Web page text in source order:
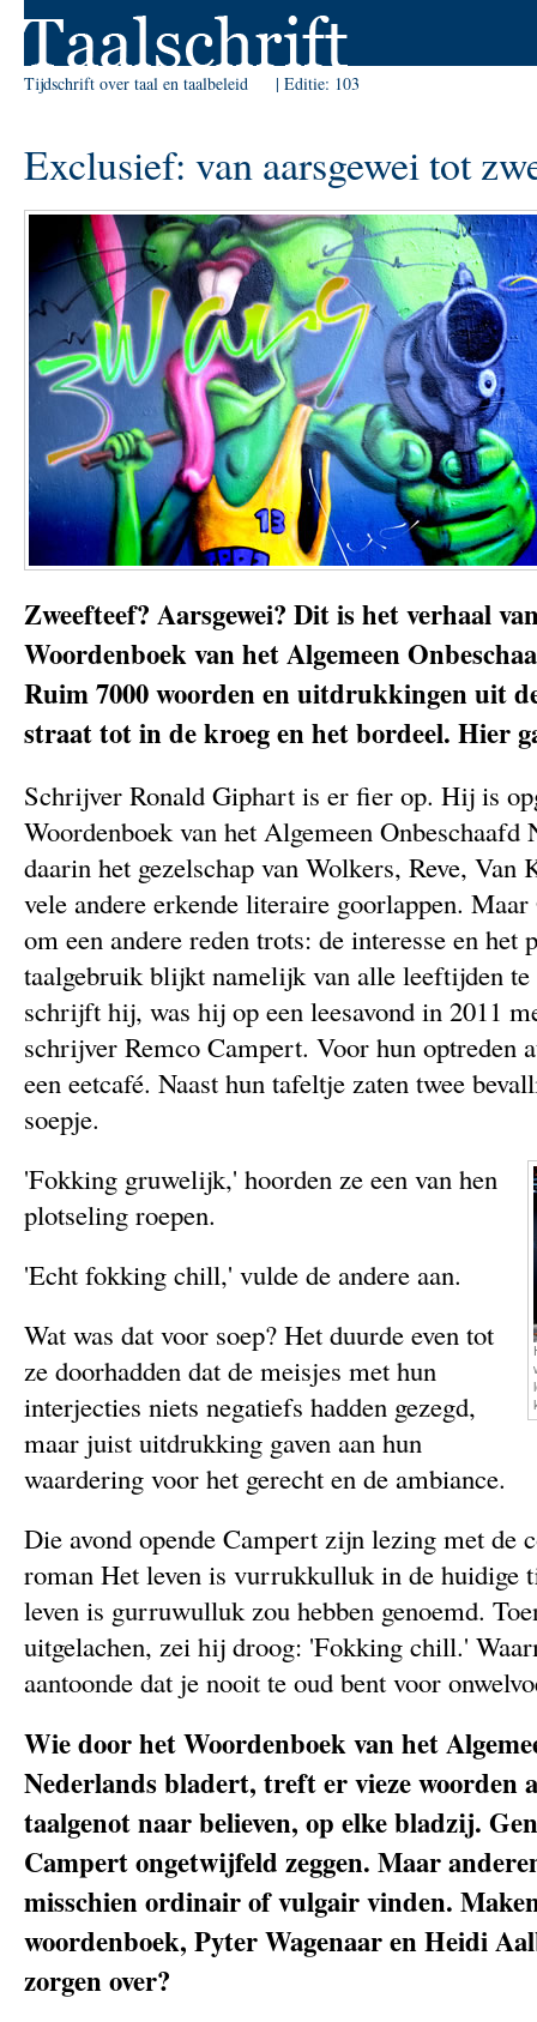
Skip to Navigation
Tijdschrift over taal en taalbeleid Editie: 103
Exclusief: van aarsgewei tot
Zweefteef? Aarsgewei? Dit is het verhaal
Woordenboek van het Algemeen
Ruim 7000 woorden en uitdrukkingen uit
straat tot in de kroeg en het bordeel. Hier
Schrijver Ronald Giphart is er fier op. Hij is
Woordenboek van het Algemeen
daarin het gezelschap van Wolkers, Reve, Van
vele andere erkende literaire goorlappen.
om een andere reden trots: de interesse en
taalgebruik blijkt namelijk van alle leeftijden te
schrijft hij, was hij op een leesavond in 2011
schrijver Remco Campert. Voor hun optreden
een eetcafé. Naast hun tafeltje zaten twee
soepje.
'Fokking gruwelijk,' hoorden ze een van hen
plotseling roepen.
'Echt fokking chill,' vulde de andere aan.
Wat was dat voor soep? Het duurde even tot
ze doorhadden dat de meisjes met hun
interjecties niets negatiefs hadden gezegd,
maar juist uitdrukking gaven aan hun
waardering voor het gerecht en de ambiance.
Die avond opende Campert zijn lezing met de
roman Het leven is vurrukkulluk in de huidige
leven is gurruwulluk zou hebben genoemd.
uitgelachen, zei hij droog: 'Fokking chill.'
aantoonde dat je nooit te oud bent voor
Wie door het Woordenboek van het
Nederlands bladert, treft er vieze woorden
taalgenot naar believen, op elke bladzij.
Campert ongetwijfeld zeggen. Maar
misschien ordinair of vulgair vinden.
woordenboek, Pyter Wagenaar en Heidi
zorgen over?